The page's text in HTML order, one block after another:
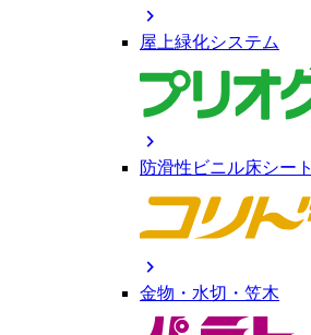
chevron_right
屋上緑化システム
chevron_right
防滑性ビニル床シート
chevron_right
金物・水切・笠木